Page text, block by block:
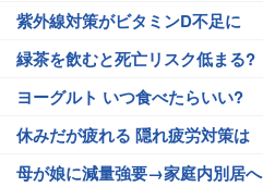
紫外線対策がビタミンD不足に
緑茶を飲むと死亡リスク低まる?
ヨーグルト いつ食べたらいい?
休みだが疲れる 隠れ疲労対策は
母が娘に減量強要→家庭内別居へ